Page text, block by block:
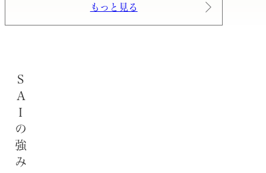
もっと見る
SAIの強み